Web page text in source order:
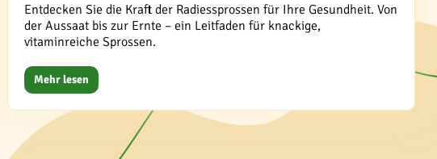
Entdecken Sie die Kraft der Radiessprossen für Ihre Gesundheit. Von
der Aussaat bis zur Ernte – ein Leitfaden für knackige,
vitaminreiche Sprossen.
Mehr lesen